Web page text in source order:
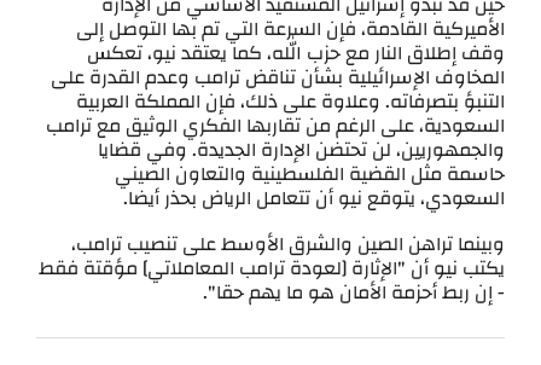
الأميركية القادمة، فإن السرعة التي تم بها التوصل إلى
وقف إطلاق النار مع حزب الله، كما يعتقد نيو، تعكس
المخاوف الإسرائيلية بشأن تناقض ترامب وعدم القدرة على
التنبؤ بتصرفاته. وعلاوة على ذلك، فإن المملكة العربية
السعودية، على الرغم من تقاربها الفكري الوثيق مع ترامب
والجمهوريين، لن تحتضن الإدارة الجديدة. وفي قضايا
حاسمة مثل القضية الفلسطينية والتعاون الصيني
السعودي، يتوقع نيو أن تتعامل الرياض بحذر أيضا.
وبينما تراهن الصين والشرق الأوسط على تنصيب ترامب،
يكتب نيو أن "الإثارة [لعودة ترامب المعاملاتي] مؤقتة فقط
- إن ربط أحزمة الأمان هو ما يهم حقا".